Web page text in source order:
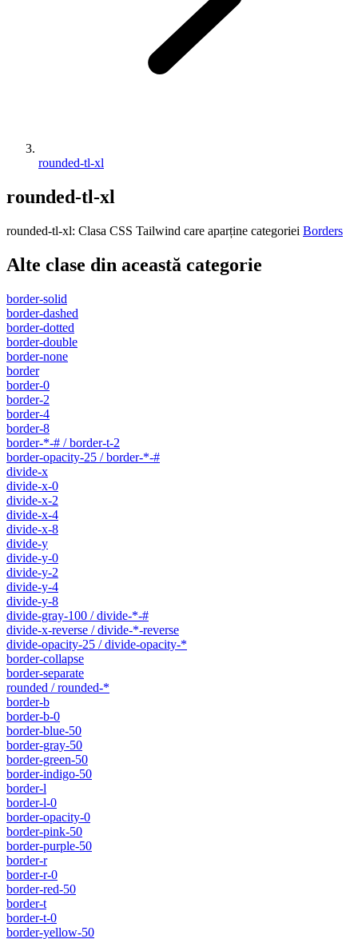
rounded-tl-xl
rounded-tl-xl
rounded-tl-xl: Clasa CSS Tailwind care aparține categoriei Borders
Alte clase din această categorie
border-solid
border-dashed
border-dotted
border-double
border-none
border
border-0
border-2
border-4
border-8
border-*-# / border-t-2
border-opacity-25 / border-*-#
divide-x
divide-x-0
divide-x-2
divide-x-4
divide-x-8
divide-y
divide-y-0
divide-y-2
divide-y-4
divide-y-8
divide-gray-100 / divide-*-#
divide-x-reverse / divide-*-reverse
divide-opacity-25 / divide-opacity-*
border-collapse
border-separate
rounded / rounded-*
border-b
border-b-0
border-blue-50
border-gray-50
border-green-50
border-indigo-50
border-l
border-l-0
border-opacity-0
border-pink-50
border-purple-50
border-r
border-r-0
border-red-50
border-t
border-t-0
border-yellow-50